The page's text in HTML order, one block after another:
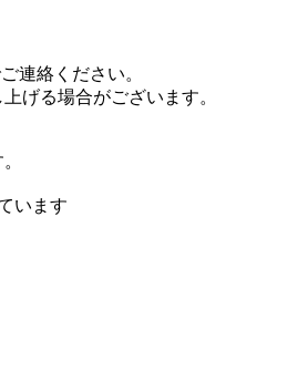
連絡ください。
げる場合がございます。
います